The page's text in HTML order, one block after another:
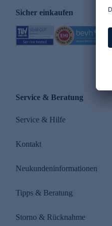
Sicher einkaufen
Service & Beratung
Service & Hilfe
Kontakt
Neukundeninformationen
Tipps & Beratung
Storno & Rücknahme